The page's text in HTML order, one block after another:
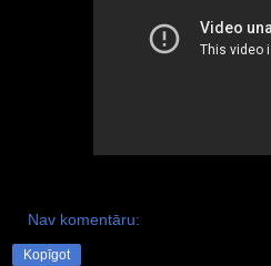
Nav komentāru:
Kopīgot